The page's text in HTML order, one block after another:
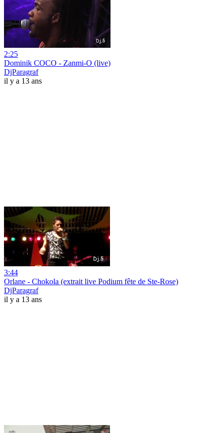
2:25
Dominik COCO - Zanmi-O (live)
DjParagraf
il y a 13 ans
3:44
Orlane - Chokola (extrait live Podium fête de Ste-Rose)
DjParagraf
il y a 13 ans